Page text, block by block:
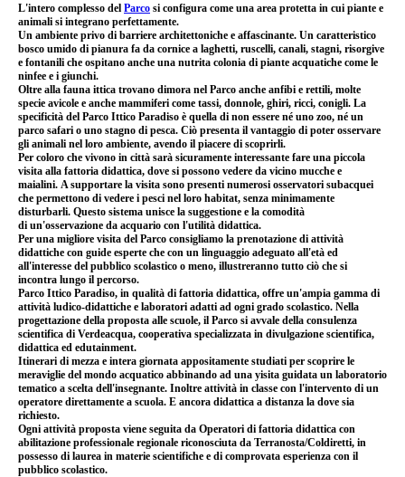
L'intero complesso del Parco si configura come una area protetta in cui piante e
animali si integrano perfettamente.
Un ambiente privo di barriere architettoniche e affascinante. Un caratteristico
bosco umido di pianura fa da cornice a laghetti, ruscelli, canali, stagni, risorgive
e fontanili che ospitano anche una nutrita colonia di piante acquatiche come le
ninfee e i giunchi.
Oltre alla fauna ittica trovano dimora nel Parco anche anfibi e rettili, molte
specie avicole e anche mammiferi come tassi, donnole, ghiri, ricci, conigli. La
specificità del Parco Ittico Paradiso è quella di non essere né uno zoo, né un
parco safari o uno stagno di pesca. Ciò presenta il vantaggio di poter osservare
gli animali nel loro ambiente, avendo il piacere di scoprirli.
Per coloro che vivono in città sarà sicuramente interessante fare una piccola
visita alla fattoria didattica, dove si possono vedere da vicino mucche e
maialini. A supportare la visita sono presenti numerosi osservatori subacquei
che permettono di vedere i pesci nel loro habitat, senza minimamente
disturbarli. Questo sistema unisce la suggestione e la comodità
di un'osservazione da acquario con l'utilità didattica.
Per una migliore visita del Parco consigliamo la prenotazione di attività
didattiche con guide esperte che con un linguaggio adeguato all'età ed
all'interesse del pubblico scolastico o meno, illustreranno tutto ciò che si
incontra lungo il percorso.
Parco Ittico Paradiso, in qualità di fattoria didattica, offre un'ampia gamma di
attività ludico-didattiche e laboratori adatti ad ogni grado scolastico. Nella
progettazione della proposta alle scuole, il Parco si avvale della consulenza
scientifica di Verdeacqua, cooperativa specializzata in divulgazione scientifica,
didattica ed edutainment.
Itinerari di mezza e intera giornata appositamente studiati per scoprire le
meraviglie del mondo acquatico abbinando ad una yisita guidata un laboratorio
tematico a scelta dell'insegnante. Inoltre attività in classe con l'intervento di un
operatore direttamente a scuola. E ancora didattica a distanza la dove sia
richiesto.
Ogni attività proposta viene seguita da Operatori di fattoria didattica con
abilitazione professionale regionale riconosciuta da Terranosta/Coldiretti, in
possesso di laurea in materie scientifiche e di comprovata esperienza con il
pubblico scolastico.